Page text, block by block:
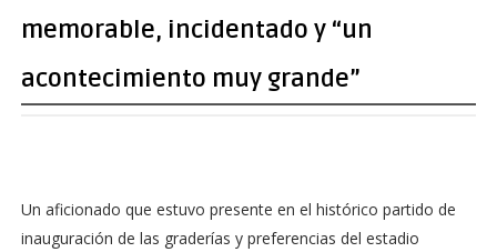
memorable, incidentado y “un
acontecimiento muy grande”
Un aficionado que estuvo presente en el histórico partido de
inauguración de las graderías y preferencias del estadio